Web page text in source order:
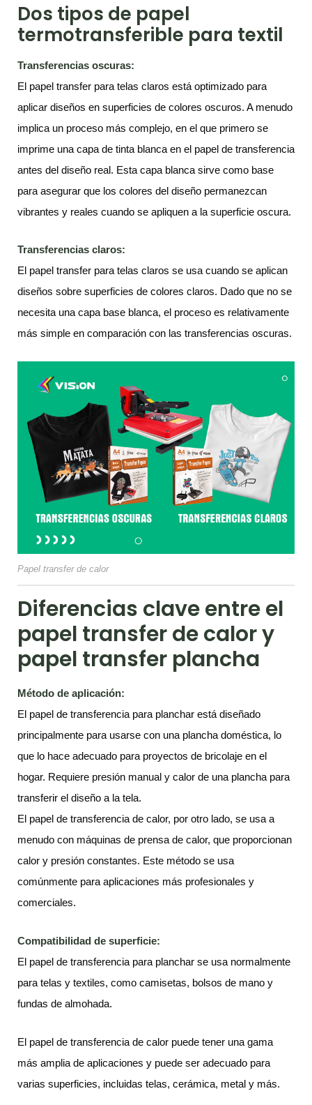
Dos tipos de papel
termotransferible para textil
Transferencias oscuras:
El papel transfer para telas claros está optimizado para
aplicar diseños en superficies de colores oscuros. A menudo
implica un proceso más complejo, en el que primero se
imprime una capa de tinta blanca en el papel de transferencia
antes del diseño real. Esta capa blanca sirve como base
para asegurar que los colores del diseño permanezcan
vibrantes y reales cuando se apliquen a la superficie oscura.
Transferencias claros:
El papel transfer para telas claros se usa cuando se aplican
diseños sobre superficies de colores claros. Dado que no se
necesita una capa base blanca, el proceso es relativamente
más simple en comparación con las transferencias oscuras.
Papel transfer de calor
Diferencias clave entre el
papel transfer de calor y
papel transfer plancha
Método de aplicación:
El papel de transferencia para planchar está diseñado
principalmente para usarse con una plancha doméstica, lo
que lo hace adecuado para proyectos de bricolaje en el
hogar. Requiere presión manual y calor de una plancha para
transferir el diseño a la tela.
El papel de transferencia de calor, por otro lado, se usa a
menudo con máquinas de prensa de calor, que proporcionan
calor y presión constantes. Este método se usa
comúnmente para aplicaciones más profesionales y
comerciales.
Compatibilidad de superficie:
El papel de transferencia para planchar se usa normalmente
para telas y textiles, como camisetas, bolsos de mano y
fundas de almohada.
El papel de transferencia de calor puede tener una gama
más amplia de aplicaciones y puede ser adecuado para
varias superficies, incluidas telas, cerámica, metal y más.